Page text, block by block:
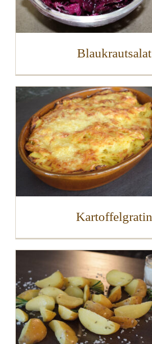
Blaukrautsalat
Kartoffelgratin